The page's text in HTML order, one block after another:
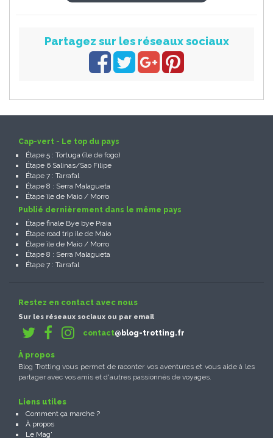
Partagez sur les réseaux sociaux
Cap-vert - Le top du pays
Étape 5 : Tortuga (île de fogo)
Étape 6 Salinas/Sao Filipe
Étape 7 : Tarrafal
Étape 8 : Serra Malagueta
Étape île de Maio / Morro
Publié dernièrement dans le même pays
Étape finale Bye bye Praia
Étape road trip ile de Maio
Étape île de Maio / Morro
Étape 8 : Serra Malagueta
Étape 7 : Tarrafal
Restez en contact avec nous
Sur les réseaux sociaux ou par email
contact@blog-trotting.fr
À propos
Blog Trotting vous permet de raconter vos aventures et vous aide à les
partager avec vos amis et d'autres passionnés de voyages.
Liens utiles
Comment ça marche ?
À propos
Le Mag'